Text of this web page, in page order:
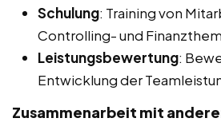
Schulung: Training von
Controlling- und
Leistungsbewertung:
Entwicklung der
Zusammenarbeit mit